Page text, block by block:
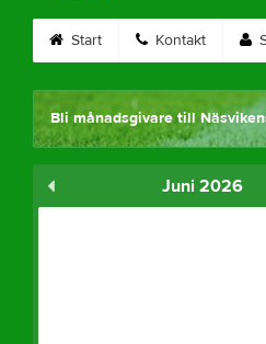
Start Kontakt
Bli månadsgivare till
Juni 2026